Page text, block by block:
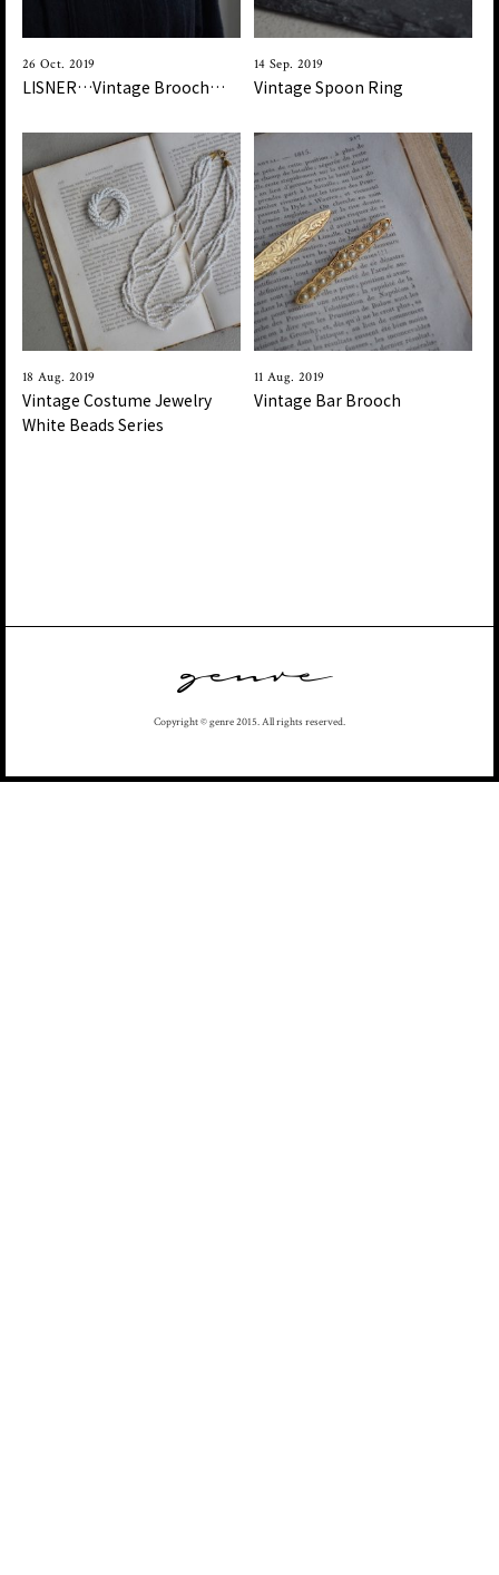
26 Oct. 2019
LISNER…Vintage Brooch…
14 Sep. 2019
Vintage Spoon Ring
18 Aug. 2019
Vintage Costume Jewelry
White Beads Series
11 Aug. 2019
Vintage Bar Brooch
Copyright © genre 2015. All rights reserved.